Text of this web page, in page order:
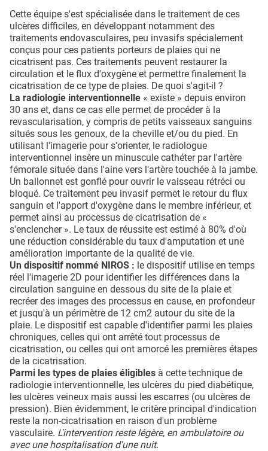
Cette équipe s'est spécialisée dans le traitement de ces
ulcères difficiles, en développant notamment des
traitements endovasculaires, peu invasifs spécialement
conçus pour ces patients porteurs de plaies qui ne
cicatrisent pas. Ces traitements peuvent restaurer la
circulation et le flux d'oxygène et permettre finalement la
cicatrisation de ce type de plaies. De quoi s'agit-il ?
La radiologie interventionnelle « existe » depuis environ
30 ans et, dans ce cas elle permet de procéder à la
revascularisation, y compris de petits vaisseaux sanguins
situés sous les genoux, de la cheville et/ou du pied. En
utilisant l'imagerie pour s'orienter, le radiologue
interventionnel insère un minuscule cathéter par l'artère
fémorale située dans l'aine vers l'artère touchée à la jambe.
Un ballonnet est gonflé pour ouvrir le vaisseau rétréci ou
bloqué. Ce traitement peu invasif permet le retour du flux
sanguin et l'apport d'oxygène dans le membre inférieur, et
permet ainsi au processus de cicatrisation de «
s'enclencher ». Le taux de réussite est estimé à 80% d'où
une réduction considérable du taux d'amputation et une
amélioration importante de la qualité de vie.
Un dispositif nommé NIROS : le dispositif utilise en temps
réel l'imagerie 2D pour identifier les différences dans la
circulation sanguine en dessous du site de la plaie et
recréer des images des processus en cause, en profondeur
et jusqu'à un périmètre de 12 cm2 autour du site de la
plaie. Le dispositif est capable d'identifier parmi les plaies
chroniques, celles qui ont arrêté tout processus de
cicatrisation, ou celles qui ont amorcé les premières étapes
de la cicatrisation.
Parmi les types de plaies éligibles à cette technique de
radiologie interventionnelle, les ulcères du pied diabétique,
les ulcères veineux mais aussi les escarres (ou ulcères de
pression). Bien évidemment, le critère principal d'indication
reste la non-cicatrisation en raison d'un problème
vasculaire. L'intervention reste légère, en ambulatoire ou
avec une hospitalisation d'une nuit.